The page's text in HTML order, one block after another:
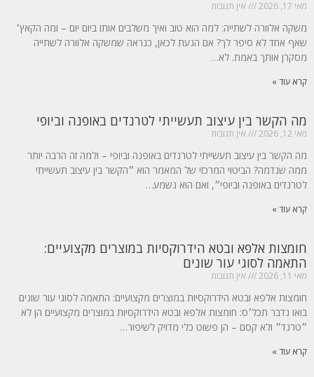
מאי 17, 2026 אין תגובות
משקה אלוורה לשתייה: למה הוא טוב ואיך משלבים אותו ביום יום – ומה הקאץ׳
שאף אחד לא סיפר לך? אם הגעת לכאן, כנראה שמשקה אלוורה לשתייה
מסקרן אותך באמת. לא…
קרא עוד »
מה הקשר בין עיצוב תעשייתי לטרנדים באופנה וביופי
מאי 12, 2026 אין תגובות
מה הקשר בין עיצוב תעשייתי לטרנדים באופנה וביופי – ולמה זה הרבה יותר
ממה שנדמה? הביטוי המרכזי של המאמר הוא ״הקשר בין עיצוב תעשייתי
לטרנדים באופנה וביופי״, ואם הוא נשמע…
קרא עוד »
חומצות אלפא ובטא הידרוקסיות במוצרים מקצועיים:
התאמה לסוגי עור שונים
מאי 11, 2026 אין תגובות
חומצות אלפא ובטא הידרוקסיות במוצרים מקצועיים: התאמה לסוגי עור שונים
בואו נדבר תכל׳ס: חומצות אלפא ובטא הידרוקסיות במוצרים מקצועיים הן לא
״טרנד״ ולא קסם – הן פשוט כלי מדויק לשיפור…
קרא עוד »